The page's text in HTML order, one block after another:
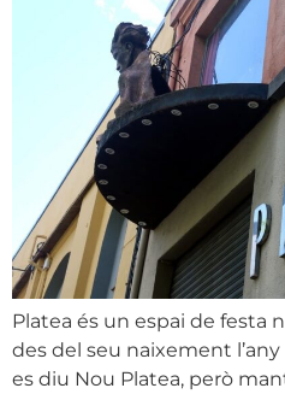
Platea és un espai de festa
des del seu naixement
es diu Nou Platea, però